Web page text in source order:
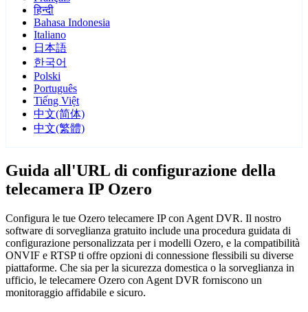
हिन्दी
Bahasa Indonesia
Italiano
日本語
한국어
Polski
Português
Tiếng Việt
中文(简体)
中文(繁體)
Guida all'URL di configurazione della
telecamera IP Ozero
Configura le tue Ozero telecamere IP con Agent DVR. Il nostro
software di sorveglianza gratuito include una procedura guidata di
configurazione personalizzata per i modelli Ozero, e la compatibilità
ONVIF e RTSP ti offre opzioni di connessione flessibili su diverse
piattaforme. Che sia per la sicurezza domestica o la sorveglianza in
ufficio, le telecamere Ozero con Agent DVR forniscono un
monitoraggio affidabile e sicuro.